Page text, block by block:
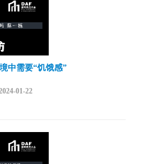
中需要“饥饿感”
01-22